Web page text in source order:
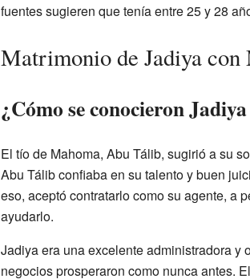
fuentes sugieren que tenía entre 25 y 28
Matrimonio de Jadiya con
¿Cómo se conocieron
El tío de Mahoma, Abu Tálib, sugirió a su
Abu Tálib confiaba en su talento y buen
eso, aceptó contratarlo como su agente, a
ayudarlo.
Jadiya era una excelente administradora y
negocios prosperaron como nunca antes.